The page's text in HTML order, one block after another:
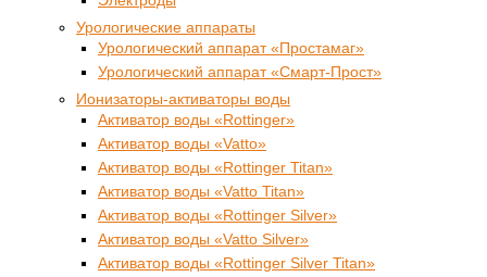
Урологические аппараты
Урологический аппарат «Простамаг»
Урологический аппарат «Смарт-Прост»
Ионизаторы-активаторы воды
Активатор воды «Rottinger»
Активатор воды «Vatto»
Активатор воды «Rottinger Titan»
Активатор воды «Vatto Titan»
Активатор воды «Rottinger Silver»
Активатор воды «Vatto Silver»
Активатор воды «Rottinger Silver Titan»